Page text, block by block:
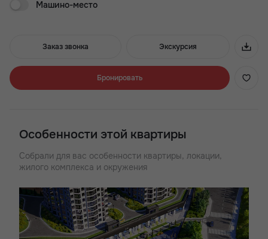
четыре корпуса строятся одним этапом.
- Хорошая транспортная доступность
- Широкий выбор планировок
- Детские и воркаут зоны
- Подземный паркинг
Машино-место
Заказ звонка Экскурсия
Бронировать
Особенности этой квартиры
Собрали для вас особенности квартиры, локации,
жилого комплекса и окружения